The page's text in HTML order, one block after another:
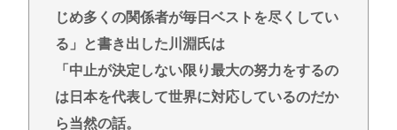
医療脱毛・脱毛サロンを考えてるんだが！脱毛モメ
ンいるか？？
Powered by livedoor 相互RSS
じめ多くの関係者が毎日ベストを尽くしてい
る」と書き出した川淵氏は
「中止が決定しない限り最大の努力をするの
は日本を代表して世界に対応しているのだか
ら当然の話。